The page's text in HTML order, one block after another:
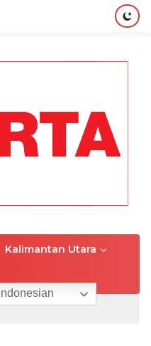
Kalimantan Utara
Indonesian